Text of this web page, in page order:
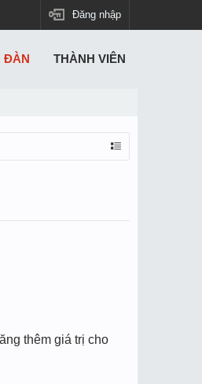
Đăng nhập
thêm giá trị cho
ĐÀN THÀNH VIÊN